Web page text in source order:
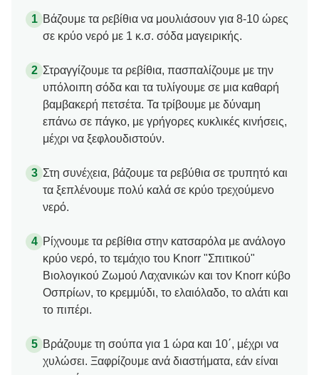
Βάζουμε τα ρεβίθια να μουλιάσουν για 8-10 ώρες
σε κρύο νερό με 1 κ.σ. σόδα μαγειρικής.
Στραγγίζουμε τα ρεβίθια, πασπαλίζουμε με την
υπόλοιπη σόδα και τα τυλίγουμε σε μια καθαρή
βαμβακερή πετσέτα. Τα τρίβουμε με δύναμη
επάνω σε πάγκο, με γρήγορες κυκλικές κινήσεις,
μέχρι να ξεφλουδιστούν.
Στη συνέχεια, βάζουμε τα ρεβύθια σε τρυπητό και
τα ξεπλένουμε πολύ καλά σε κρύο τρεχούμενο
νερό.
Ρίχνουμε τα ρεβίθια στην κατσαρόλα με ανάλογο
κρύο νερό, το τεμάχιο του Knorr "Σπιτικού"
Βιολογικού Ζωμού Λαχανικών και τον Knorr κύβο
Οσπρίων, το κρεμμύδι, το ελαιόλαδο, το αλάτι και
το πιπέρι.
Βράζουμε τη σούπα για 1 ώρα και 10΄, μέχρι να
χυλώσει. Ξαφρίζουμε ανά διαστήματα, εάν είναι